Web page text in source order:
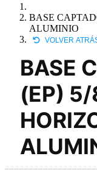
BASE
ALUMINIO
VOLVER
BASE
(EP)